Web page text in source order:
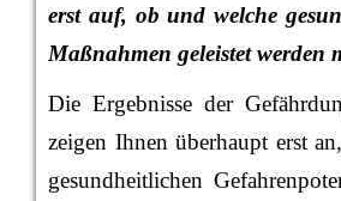
erst auf, ob und welche
Maßnahmen geleistet werden
Die Ergebnisse der
zeigen Ihnen überhaupt erst
gesundheitlichen